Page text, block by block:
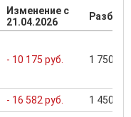
Изменение с
21.04.2026
- 10 175 руб. 1 750
- 16 582 руб. 1 450